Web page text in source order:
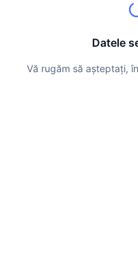
Datele
Vă rugăm să așteptați,